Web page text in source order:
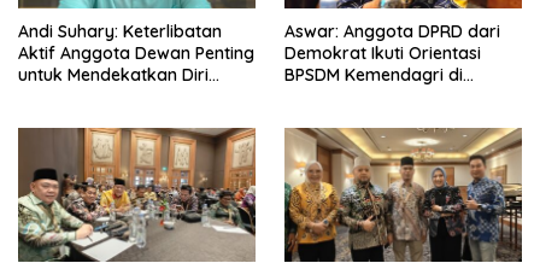
Andi Suhary: Keterlibatan
Aktif Anggota Dewan Penting
untuk Mendekatkan Diri
Aswar: Anggota DPRD dari
Demokrat Ikuti Orientasi
BPSDM Kemendagri di